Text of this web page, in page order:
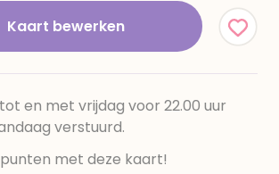
Kaart bewerken
en met vrijdag voor 22.00 uur
verstuurd.
met deze kaart!